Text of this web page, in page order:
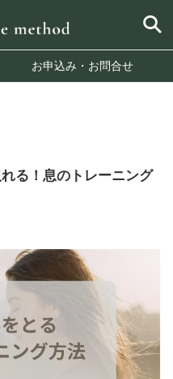
お申込み・お問合せ
る！息のトレーニング